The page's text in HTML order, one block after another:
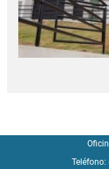
Teléfono: